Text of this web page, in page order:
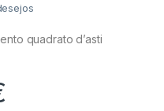
quadrato d’asti